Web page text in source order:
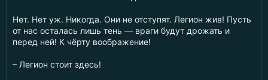
Нет. Нет уж. Никогда. Они не отступят. Легион жив! Пусть
от нас осталась лишь тень — враги будут дрожать и
перед ней! К чёрту воображение!
– Легион стоит здесь!